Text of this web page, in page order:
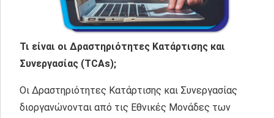
Τι είναι οι Δραστηριότητες Κατάρτισης και
Συνεργασίας (TCAs);
Οι Δραστηριότητες Κατάρτισης και Συνεργασίας
διοργανώνονται από τις Εθνικές Μονάδες των